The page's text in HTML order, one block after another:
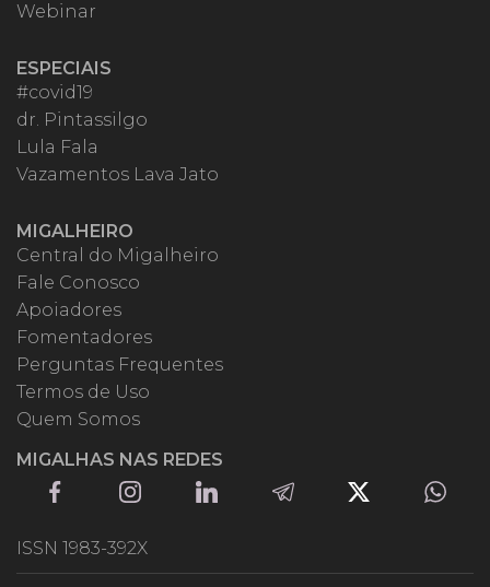
Webinar
ESPECIAIS
#covid19
dr. Pintassilgo
Lula Fala
Vazamentos Lava Jato
MIGALHEIRO
Central do Migalheiro
Fale Conosco
Apoiadores
Fomentadores
Perguntas Frequentes
Termos de Uso
Quem Somos
MIGALHAS NAS REDES
ISSN 1983-392X